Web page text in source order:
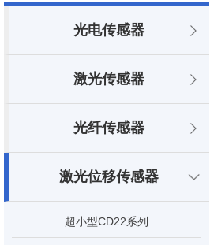
光电传感器
激光传感器
光纤传感器
激光位移传感器
超小型CD22系列